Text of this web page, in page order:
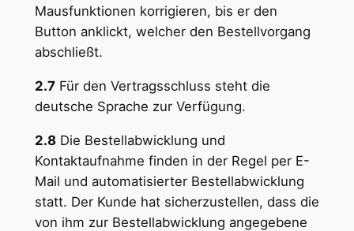
Mausfunktionen korrigieren, bis er den
Button anklickt, welcher den Bestellvorgang
abschließt.
2.7Für den Vertragsschluss steht die
deutsche Sprache zur Verfügung.
2.8Die Bestellabwicklung und
Kontaktaufnahme finden in der Regel per E-
Mail und automatisierter Bestellabwicklung
statt. Der Kunde hat sicherzustellen, dass die
von ihm zur Bestellabwicklung angegebene